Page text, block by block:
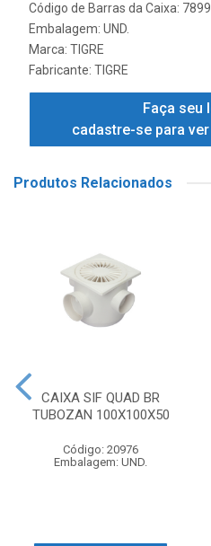
Código de Barras da Caixa:
Embalagem: UND.
Marca: TIGRE
Fabricante: TIGRE
Faça seu
cadastre-se para
Produtos Relacionados
CAIXA SIF QUAD BR
TUBOZAN 100X100X50
Código: 20976
Embalagem: UND.